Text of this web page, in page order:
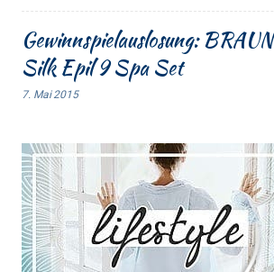
Gewinnspielauslosung: BRAUN
Silk Epil 9 Spa Set
7. Mai 2015